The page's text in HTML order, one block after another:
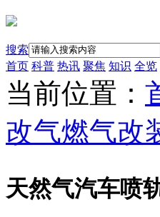
搜索
首页 科普 热讯 聚焦 知识 全览
当前位置：
改气燃气改
天然气汽车喷